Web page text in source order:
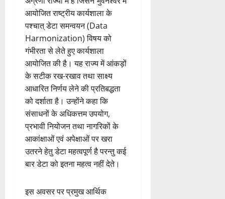
आयोजित राष्ट्रीय कार्यशाला के
पश्चात् डेटा समन्वयन (Data
Harmonization) विषय को
गंभीरता से लेते हुए कार्यशाला
आयोजित की है। यह राज्य में आंकड़ों
के सटीक रख-रखाव तथा साक्ष्य
आधारित निर्णय लेने की प्रतिबद्धता
को दर्शाता है। उन्होंने कहा कि
संसाधनों के अधिकत्तम उपयोग,
प्रभावी नियोजन तथा नागरिकों के
आकांक्षाओं एवं अपेक्षाओं पर खरा
उतरने हेतु डेटा महत्वपूर्ण है परन्तु कई
बार डेटा को इतना महत्व नहीं देते।
इस अवसर पर प्रमुख आर्थिक